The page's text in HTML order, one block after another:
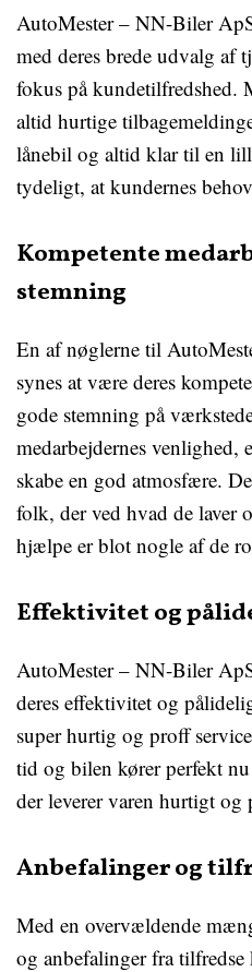
AutoMester – NN-Biler
med deres brede udvalg af
fokus på kundetilfredshed.
altid hurtige
lånebil og altid klar til en
tydeligt, at kundernes
Kompetente
stemning
En af nøglerne til
synes at være deres
gode stemning på
medarbejdernes venlighed,
skabe en god atmosfære.
folk, der ved hvad de laver
hjælpe er blot nogle af de
Effektivitet og
AutoMester – NN-Biler
deres effektivitet og
super hurtig og proff
tid og bilen kører perfekt
der leverer varen hurtigt og
Anbefalinger og
Med en overvældende
og anbefalinger fra